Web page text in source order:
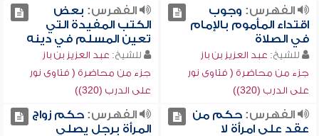
الفهرس: وجوب
اقتداء المأموم بالإمام
في الصلاة
للشيخ: عبد العزيز بن باز
جزء من محاضرة ( فتاوى نور
على الدرب (320))
الفهرس: بعض
الكتب المفيدة التي
تعين المسلم في دينه
للشيخ: عبد العزيز بن باز
جزء من محاضرة ( فتاوى نور
على الدرب (320))
الفهرس:حكم من
عقد على امرأة لا
الفهرس:حكم زواج
المرأة برجل يصلي